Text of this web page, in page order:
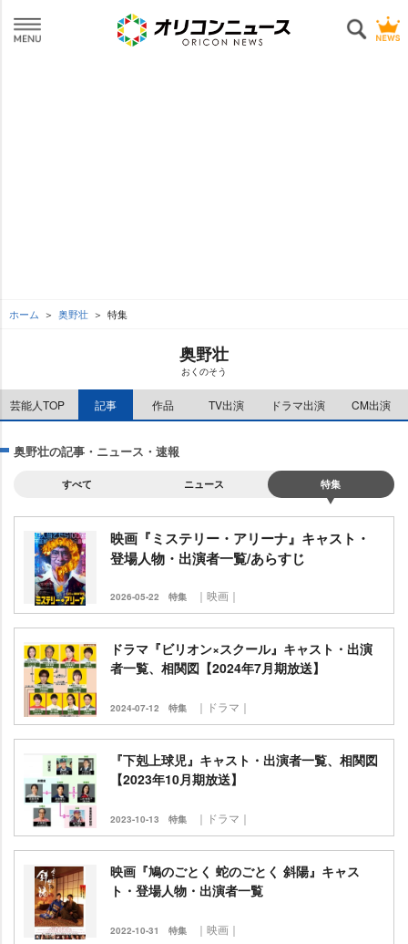
ホーム 奥野壮 特集
奥野壮
おくのそう
芸能人TOP 記事 作品 TV出演 ドラマ出演 CM出演
奥野壮の記事・ニュース・速報
すべて ニュース 特集
映画『ミステリー・アリーナ』キャスト・
登場人物・出演者一覧/あらすじ
2026-05-22 特集 ｜映画｜
ドラマ『ビリオン×スクール』キャスト・出演
者一覧、相関図【2024年7月期放送】
2024-07-12 特集 ｜ドラマ｜
『下剋上球児』キャスト・出演者一覧、相関図
【2023年10月期放送】
2023-10-13 特集 ｜ドラマ｜
映画『鳩のごとく 蛇のごとく 斜陽』キャス
ト・登場人物・出演者一覧
2022-10-31 特集 ｜映画｜